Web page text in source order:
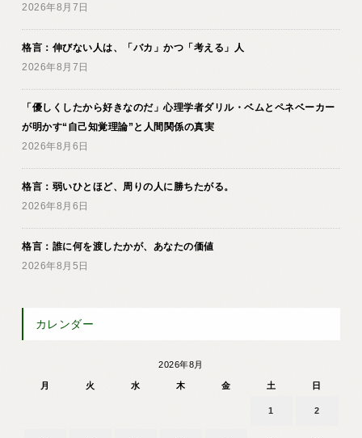
2026年8月7日
格言：伸びない人は、「バカ」かつ「考える」人
2026年8月7日
「優しくしたから好きなのだ」心理学者ダリル・ベムとペネベーカー
が明かす“自己知覚理論”と人間関係の真実
2026年8月6日
格言：弱いひとほど、周りの人に勝ちたがる。
2026年8月6日
格言：誰に何を渡したかが、あなたの価値
2026年8月5日
カレンダー
2026年8月
月 火 水 木 金 土 日
1 2